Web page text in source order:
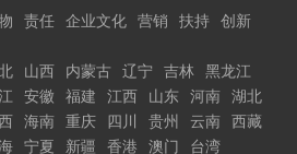
责任 企业文化 营销 扶持
创新
山西 内蒙古 辽宁 吉林
黑龙江
安徽 福建 江西 山东 河南
湖北
海南 重庆 四川 贵州 云南
西藏
宁夏 新疆 香港 澳门 台湾